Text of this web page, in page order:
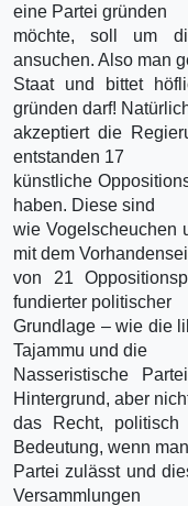
eine Partei gründen
möchte, soll um
ansuchen. Also man
Staat und bittet
gründen darf!
akzeptiert die
entstanden 17
künstliche
haben. Diese sind
wie Vogelscheuchen
mit dem
von 21
fundierter politischer
Grundlage – wie die
Tajammu und die
Nasseristische
Hintergrund, aber
das Recht,
Bedeutung, wenn
Partei zulässt und
Versammlungen